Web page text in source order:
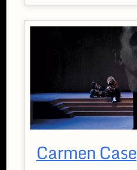
Carmen Case